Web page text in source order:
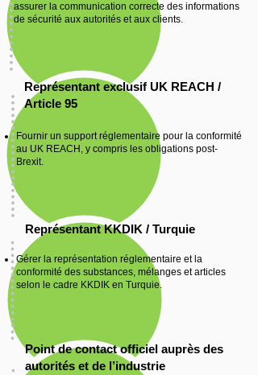
assurer la communication correcte des informations
de sécurité aux autorités et aux clients.
Représentant exclusif UK REACH /
Article 95
Fournir un support réglementaire pour la conformité
au UK REACH, y compris les obligations post-
Brexit.
Représentant KKDIK / Turquie
Gérer la représentation réglementaire et la
conformité des substances, mélanges et articles
selon le cadre KKDIK en Turquie.
Point de contact officiel auprès des
autorités et de l’industrie